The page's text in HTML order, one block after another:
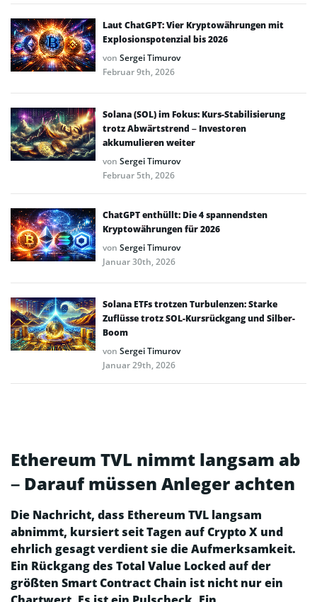
Laut ChatGPT: Vier Kryptowährungen mit
Explosionspotenzial bis 2026
von Sergei Timurov
Februar 9th, 2026
Solana (SOL) im Fokus: Kurs-Stabilisierung
trotz Abwärtstrend – Investoren
akkumulieren weiter
von Sergei Timurov
Februar 5th, 2026
ChatGPT enthüllt: Die 4 spannendsten
Kryptowährungen für 2026
von Sergei Timurov
Januar 30th, 2026
Solana ETFs trotzen Turbulenzen: Starke
Zuflüsse trotz SOL-Kursrückgang und Silber-
Boom
von Sergei Timurov
Januar 29th, 2026
Ethereum TVL nimmt langsam ab
– Darauf müssen Anleger achten
Die Nachricht, dass Ethereum TVL langsam
abnimmt, kursiert seit Tagen auf Crypto X und
ehrlich gesagt verdient sie die Aufmerksamkeit.
Ein Rückgang des Total Value Locked auf der
größten Smart Contract Chain ist nicht nur ein